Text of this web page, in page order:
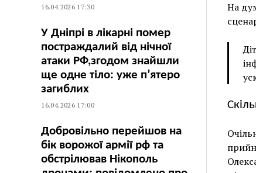
16.04.2026 17:30
У Дніпрі в лікарні помер
постраждалий від нічної
атаки РФ,згодом знайшли
ще одне тіло: уже п’ятеро
загиблих
16.04.2026 17:00
Добровільно перейшов на
бік ворожої армії рф та
обстрілював Нікополь
На